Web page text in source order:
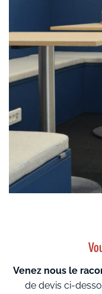
Venez nous le
de devis ci-